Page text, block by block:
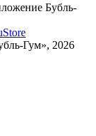
Бубль-
Гум», 2026